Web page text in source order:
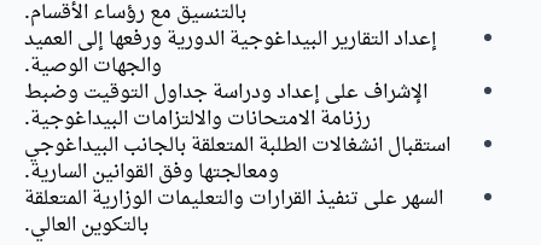
بالتنسيق مع رؤساء الأقسام.
إعداد التقارير البيداغوجية الدورية ورفعها إلى العميد
والجهات الوصية.
الإشراف على إعداد ودراسة جداول التوقيت وضبط
رزنامة الامتحانات والالتزامات البيداغوجية.
استقبال انشغالات الطلبة المتعلقة بالجانب البيداغوجي
ومعالجتها وفق القوانين السارية.
السهر على تنفيذ القرارات والتعليمات الوزارية المتعلقة
بالتكوين العالي.